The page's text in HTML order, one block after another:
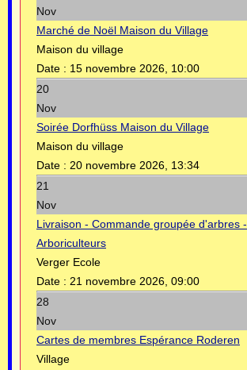
Nov
Marché de Noël Maison du Village
Maison du village
Date : 15 novembre 2026, 10:00
20
Nov
Soirée Dorfhüss Maison du Village
Maison du village
Date : 20 novembre 2026, 13:34
21
Nov
Livraison - Commande groupée d'arbres -
Arboriculteurs
Verger Ecole
Date : 21 novembre 2026, 09:00
28
Nov
Cartes de membres Espérance Roderen
Village